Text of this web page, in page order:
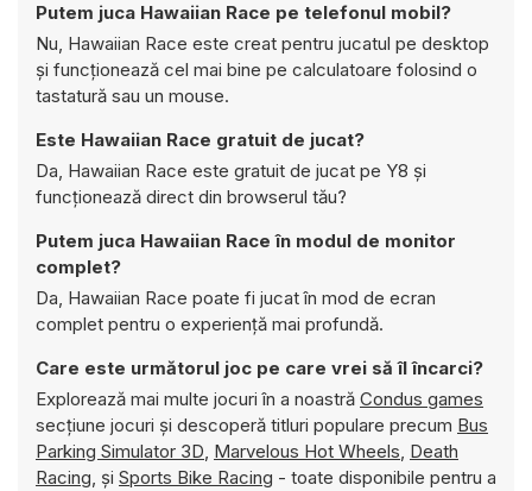
Putem juca Hawaiian Race pe telefonul mobil?
Nu, Hawaiian Race este creat pentru jucatul pe desktop
și funcționează cel mai bine pe calculatoare folosind o
tastatură sau un mouse.
Este Hawaiian Race gratuit de jucat?
Da, Hawaiian Race este gratuit de jucat pe Y8 și
funcționează direct din browserul tău?
Putem juca Hawaiian Race în modul de monitor
complet?
Da, Hawaiian Race poate fi jucat în mod de ecran
complet pentru o experiență mai profundă.
Care este următorul joc pe care vrei să îl încarci?
Explorează mai multe jocuri în a noastră Condus games
secțiune jocuri și descoperă titluri populare precum Bus
Parking Simulator 3D, Marvelous Hot Wheels, Death
Racing, și Sports Bike Racing - toate disponibile pentru a